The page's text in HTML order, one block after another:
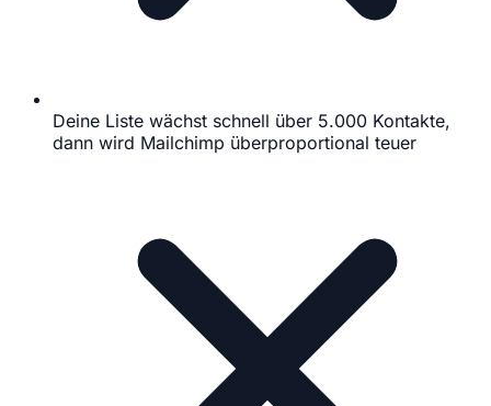
Deine Liste wächst schnell über 5.000 Kontakte,
dann wird Mailchimp überproportional teuer